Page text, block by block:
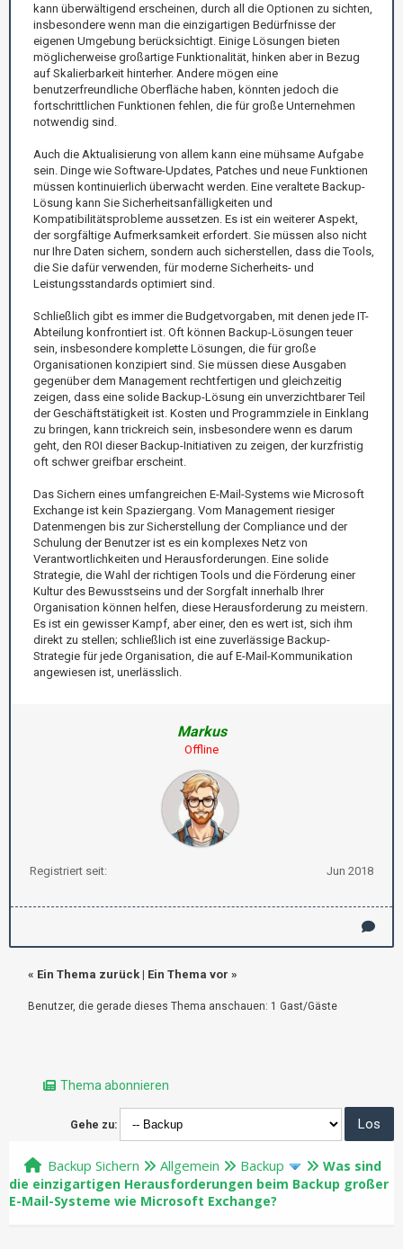
kann überwältigend erscheinen, durch all die Optionen zu sichten,
insbesondere wenn man die einzigartigen Bedürfnisse der
eigenen Umgebung berücksichtigt. Einige Lösungen bieten
möglicherweise großartige Funktionalität, hinken aber in Bezug
auf Skalierbarkeit hinterher. Andere mögen eine
benutzerfreundliche Oberfläche haben, könnten jedoch die
fortschrittlichen Funktionen fehlen, die für große Unternehmen
notwendig sind.
Auch die Aktualisierung von allem kann eine mühsame Aufgabe
sein. Dinge wie Software-Updates, Patches und neue Funktionen
müssen kontinuierlich überwacht werden. Eine veraltete Backup-
Lösung kann Sie Sicherheitsanfälligkeiten und
Kompatibilitätsprobleme aussetzen. Es ist ein weiterer Aspekt,
der sorgfältige Aufmerksamkeit erfordert. Sie müssen also nicht
nur Ihre Daten sichern, sondern auch sicherstellen, dass die Tools,
die Sie dafür verwenden, für moderne Sicherheits- und
Leistungsstandards optimiert sind.
Schließlich gibt es immer die Budgetvorgaben, mit denen jede IT-
Abteilung konfrontiert ist. Oft können Backup-Lösungen teuer
sein, insbesondere komplette Lösungen, die für große
Organisationen konzipiert sind. Sie müssen diese Ausgaben
gegenüber dem Management rechtfertigen und gleichzeitig
zeigen, dass eine solide Backup-Lösung ein unverzichtbarer Teil
der Geschäftstätigkeit ist. Kosten und Programmziele in Einklang
zu bringen, kann trickreich sein, insbesondere wenn es darum
geht, den ROI dieser Backup-Initiativen zu zeigen, der kurzfristig
oft schwer greifbar erscheint.
Das Sichern eines umfangreichen E-Mail-Systems wie Microsoft
Exchange ist kein Spaziergang. Vom Management riesiger
Datenmengen bis zur Sicherstellung der Compliance und der
Schulung der Benutzer ist es ein komplexes Netz von
Verantwortlichkeiten und Herausforderungen. Eine solide
Strategie, die Wahl der richtigen Tools und die Förderung einer
Kultur des Bewusstseins und der Sorgfalt innerhalb Ihrer
Organisation können helfen, diese Herausforderung zu meistern.
Es ist ein gewisser Kampf, aber einer, den es wert ist, sich ihm
direkt zu stellen; schließlich ist eine zuverlässige Backup-
Strategie für jede Organisation, die auf E-Mail-Kommunikation
angewiesen ist, unerlässlich.
Markus
Offline
Registriert seit: Jun 2018
« Ein Thema zurück | Ein Thema vor »
Benutzer, die gerade dieses Thema anschauen: 1 Gast/Gäste
Thema abonnieren
Gehe zu:
Backup Sichern Allgemein Backup
Was sind
die einzigartigen Herausforderungen beim Backup großer
E-Mail-Systeme wie Microsoft Exchange?